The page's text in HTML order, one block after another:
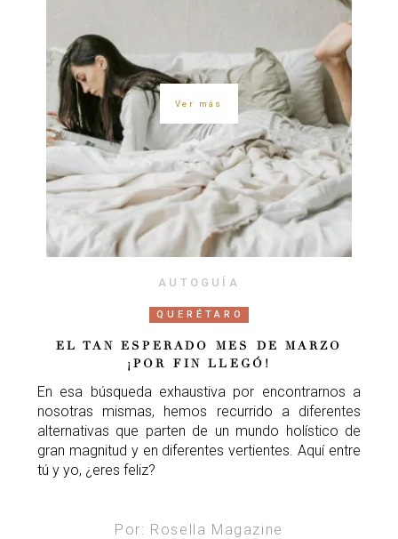
Ver más
AUTOGUÍA
QUERÉTARO
EL TAN ESPERADO MES DE MARZO
¡POR FIN LLEGÓ!
En esa búsqueda exhaustiva por encontrarnos a
nosotras mismas, hemos recurrido a diferentes
alternativas que parten de un mundo holístico de
gran magnitud y en diferentes vertientes. Aquí entre
tú y yo, ¿eres feliz?
Por: Rosella Magazine